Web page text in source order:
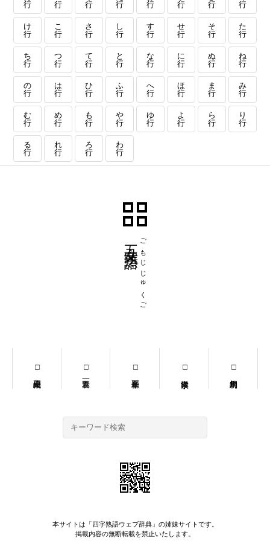
行
行
行
行
行
行
行
行
け
行
こ
行
さ
行
し
行
す
行
せ
行
そ
行
た
行
ち
行
つ
行
て
行
と
行
な
行
に
行
ぬ
行
ね
行
の
行
は
行
ひ
行
ふ
行
へ
行
ほ
行
ま
行
み
行
む
行
め
行
も
行
や
行
ゆ
行
よ
行
ら
行
り
行
る
行
れ
行
ろ
行
わ
行
ごもじじゅくご
本サイトは「四字熟語ウェブ辞典」の姉妹サイトです。
掲載内容の無断転載を禁止いたします。